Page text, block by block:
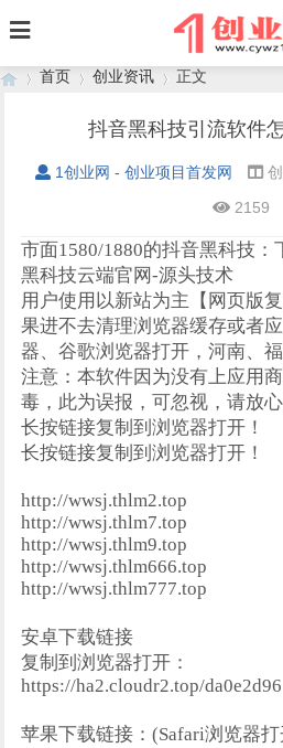
首页
›
创业资讯
›
正文
抖音黑科技引流软件
1创业网 - 创业项目首发网
2159
市面1580/1880的抖音黑科技：
黑科技云端官网-源头技术
用户使用以新站为主【网页版
果进不去清理浏览器缓存或者
器、谷歌浏览器打开，河南、
注意：本软件因为没有上应用
毒，此为误报，可忽视，请放心
长按链接复制到浏览器打开！
长按链接复制到浏览器打开！
http://wwsj.thlm2.top
http://wwsj.thlm7.top
http://wwsj.thlm9.top
http://wwsj.thlm666.top
http://wwsj.thlm777.top
安卓下载链接
复制到浏览器打开：
https://ha2.cloudr2.top/da0e2d96
苹果下载链接：(Safari浏览器打